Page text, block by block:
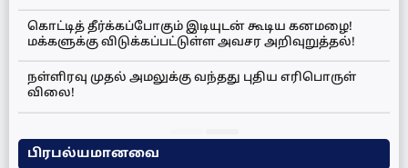
கொட்டித் தீர்க்கப்போகும் இடியுடன் கூடிய கனமழை!
மக்களுக்கு விடுக்கப்பட்டுள்ள அவசர அறிவுறுத்தல்!
நள்ளிரவு முதல் அமலுக்கு வந்தது புதிய எரிபொருள்
விலை!
பிரபல்யமானவை